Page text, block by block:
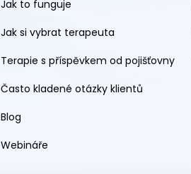
Jak to funguje
Jak si vybrat terapeuta
Terapie s příspěvkem od pojišťovny
Často kladené otázky klientů
Blog
Webináře